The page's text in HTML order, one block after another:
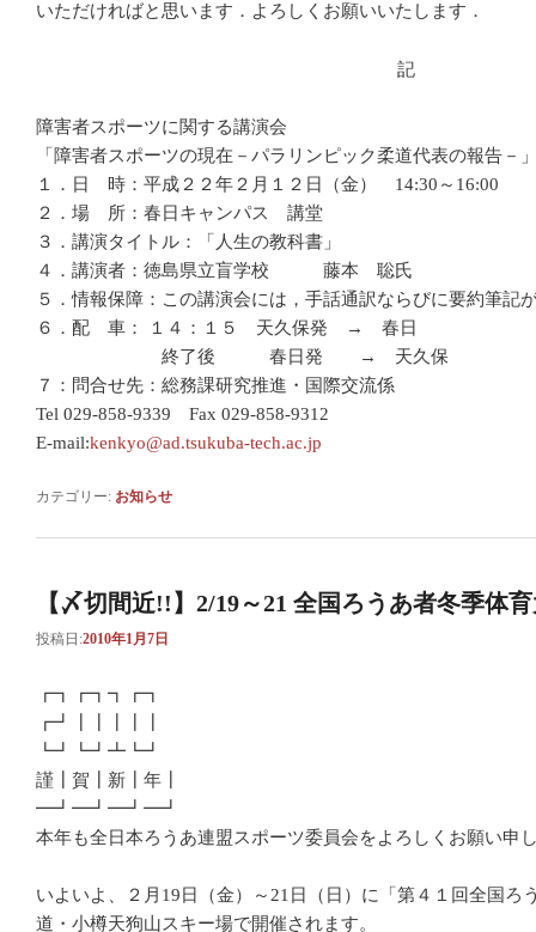
いただければと思います．よろしくお願いいたします．
記
障害者スポーツに関する講演会
「障害者スポーツの現在－パラリンピック柔道代表の報告－
１．日 時：平成２２年２月１２日（金） 14:30～16:00
２．場 所：春日キャンパス 講堂
３．講演タイトル：「人生の教科書」
４．講演者：徳島県立盲学校 藤本 聡氏
５．情報保障：この講演会には，手話通訳ならびに要約筆記
６．配 車： １４：１５ 天久保発 → 春日
終了後 春日発 → 天久保
７：問合せ先：総務課研究推進・国際交流係
Tel 029-858-9339 Fax 029-858-9312
E-mail:kenkyo@ad.tsukuba-tech.ac.jp
カテゴリー: お知らせ
【〆切間近!!】2/19～21 全国ろうあ者冬季体
投稿日:2010年1月7日
┏┓┏┓┓┏┓
┏┛┃┃┃┃┃
┗┛┗┛┻┗┛
謹┃賀┃新┃年┃
━┛━┛━┛━┛
本年も全日本ろうあ連盟スポーツ委員会をよろしくお願い申
いよいよ、２月19日（金）～21日（日）に「第４１回全国ろ
道・小樽天狗山スキー場で開催されます。